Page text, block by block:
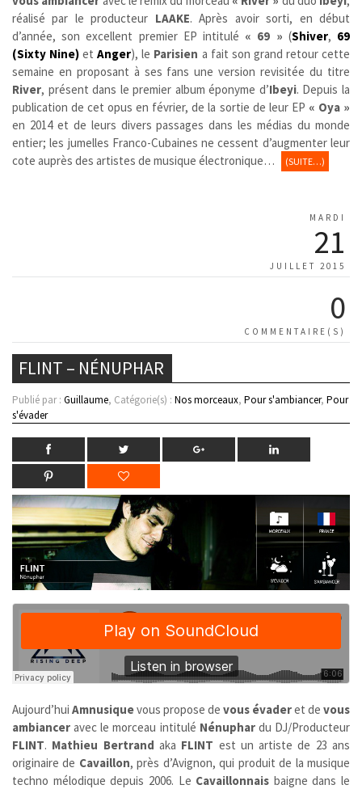
réalisé par le producteur LAAKE. Après avoir sorti, en début
d’année, son excellent premier EP intitulé « 69 » (Shiver, 69
(Sixty Nine) etAnger), le Parisien a fait son grand retour cette
semaine en proposant à ses fans une version revisitée du titre
River, présent dans le premier album éponyme d’Ibeyi. Depuis la
publication de cet opus en février, de la sortie de leur EP « Oya »
en 2014 et de leurs divers passages dans les médias du monde
entier; les jumelles Franco-Cubaines ne cessent d’augmenter leur
cote auprès des artistes de musique électronique…
(SUITE…)
MARDI
21
JUILLET 2015
0
COMMENTAIRE(S)
FLINT – NÉNUPHAR
Publié par : Guillaume, Catégorie(s) : Nos morceaux, Pour s'ambiancer, Pour
s'évader
Aujourd’hui Amnusiquevous propose de vous évaderet de vous
ambiancer avec le morceau intitulé Nénuphardu DJ/Producteur
FLINT. Mathieu Bertrand aka FLINT est un artiste de 23 ans
originaire de Cavaillon, près d’Avignon, qui produit de la musique
techno mélodique depuis 2006. Le Cavaillonnais baigne dans le